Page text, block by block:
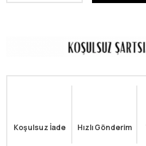
Koşulsuz İade Hızlı Gönderim